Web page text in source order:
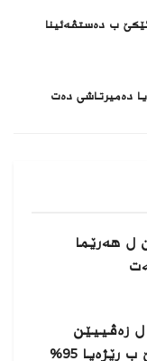
ب ده‌ستڤه‌ئینا
ده‌میرتاشى ده‌ت
ل هەرێما
ل زه‌ڤییێن
ئەترووشێ و سەرسنكێ ب ڕێژەیا 95%